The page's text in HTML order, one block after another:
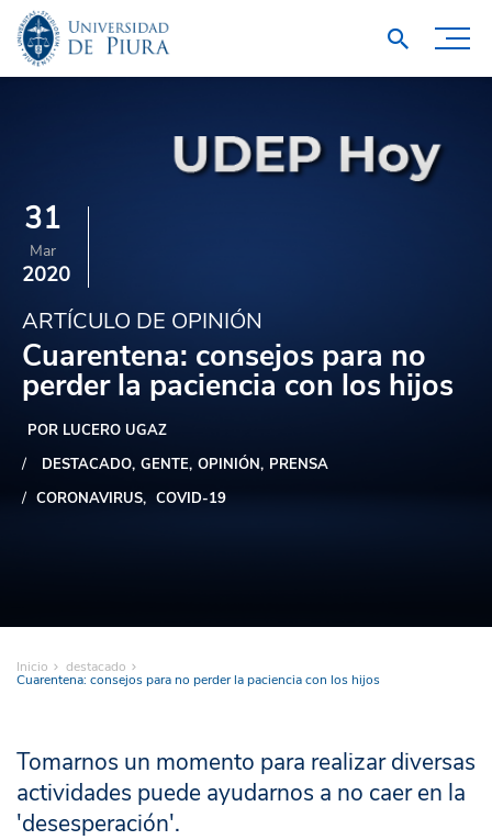
31
Mar
2020
ARTÍCULO DE OPINIÓN
Cuarentena: consejos para no
perder la paciencia con los hijos
POR LUCERO UGAZ
DESTACADO GENTE OPINIÓN PRENSA
CORONAVIRUS
COVID-19
Inicio destacado
Cuarentena: consejos para no perder la paciencia con los hijos
Tomarnos un momento para realizar diversas
actividades puede ayudarnos a no caer en la
'desesperación'.